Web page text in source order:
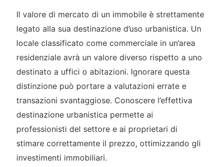
Il valore di mercato di un immobile è strettamente
legato alla sua destinazione d’uso urbanistica. Un
locale classificato come commerciale in un’area
residenziale avrà un valore diverso rispetto a uno
destinato a uffici o abitazioni. Ignorare questa
distinzione può portare a valutazioni errate e
transazioni svantaggiose. Conoscere l’effettiva
destinazione urbanistica permette ai
professionisti del settore e ai proprietari di
stimare correttamente il prezzo, ottimizzando gli
investimenti immobiliari.